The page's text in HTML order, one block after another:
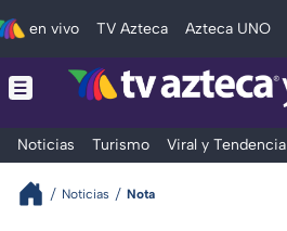
en vivo TV Azteca Azteca UNO
Noticias Turismo Viral y Tendencia
Noticias Nota